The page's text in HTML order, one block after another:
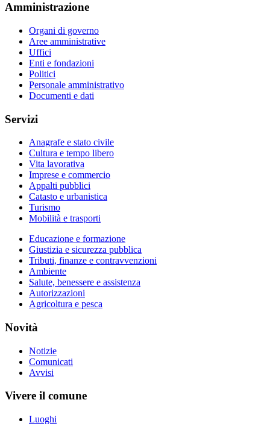
Amministrazione
Organi di governo
Aree amministrative
Uffici
Enti e fondazioni
Politici
Personale amministrativo
Documenti e dati
Servizi
Anagrafe e stato civile
Cultura e tempo libero
Vita lavorativa
Imprese e commercio
Appalti pubblici
Catasto e urbanistica
Turismo
Mobilità e trasporti
Educazione e formazione
Giustizia e sicurezza pubblica
Tributi, finanze e contravvenzioni
Ambiente
Salute, benessere e assistenza
Autorizzazioni
Agricoltura e pesca
Novità
Notizie
Comunicati
Avvisi
Vivere il comune
Luoghi